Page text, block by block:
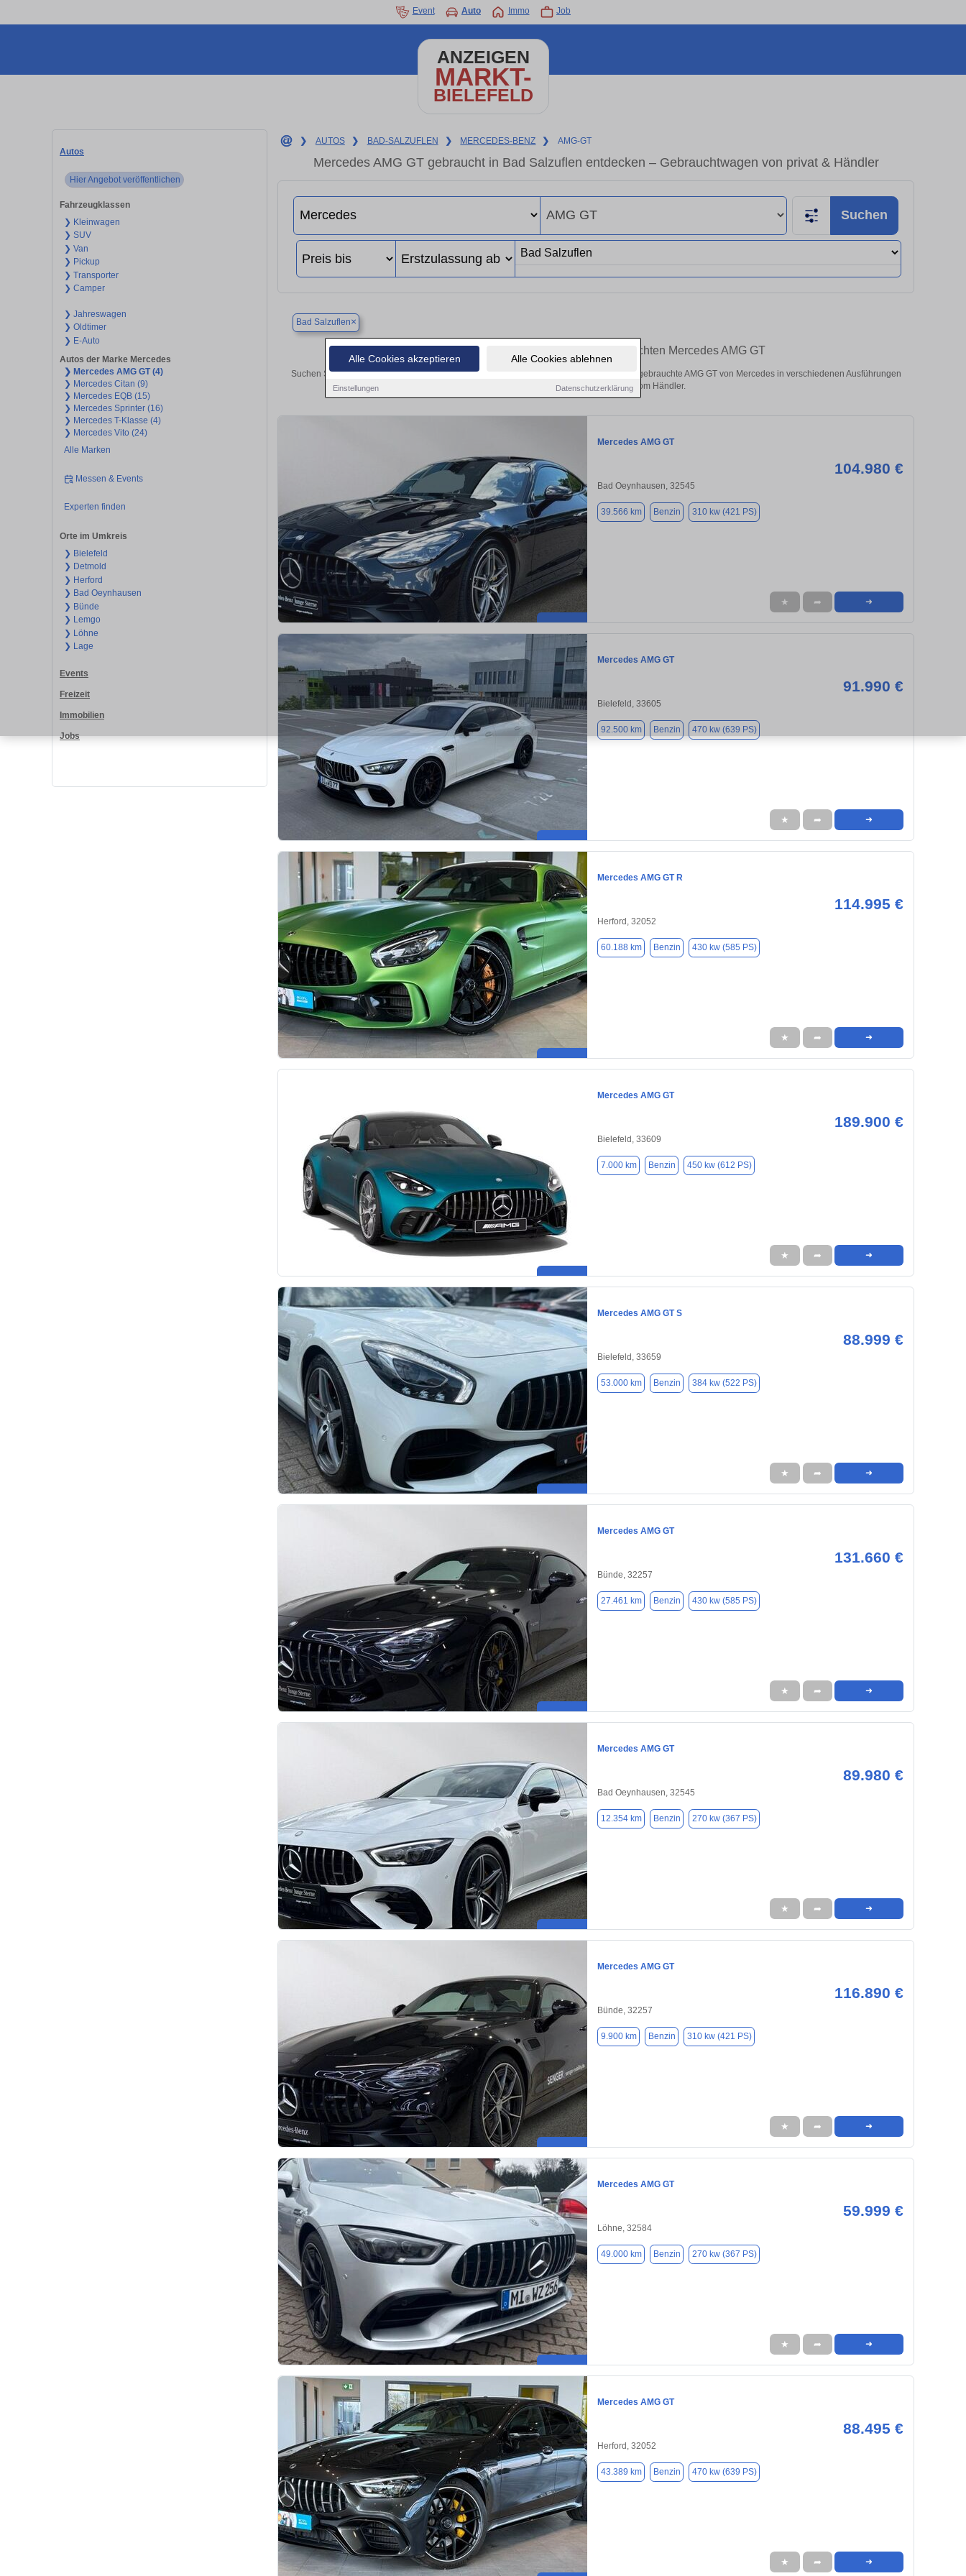
Alle Cookies akzeptieren Alle Cookies ablehnen
Einstellungen Datenschutzerklärung
Event Auto Immo Job
ANZEIGEN
MARKT-
BIELEFELD
Autos
Hier Angebot veröffentlichen
Fahrzeugklassen
❯ Kleinwagen
❯ SUV
❯ Van
❯ Pickup
❯ Transporter
❯ Camper
❯ Jahreswagen
❯ Oldtimer
❯ E-Auto
Autos der Marke Mercedes
❯ Mercedes AMG GT (4)
❯ Mercedes Citan (9)
❯ Mercedes EQB (15)
❯ Mercedes Sprinter (16)
❯ Mercedes T-Klasse (4)
❯ Mercedes Vito (24)
Alle Marken
Messen & Events
Experten finden
Orte im Umkreis
❯ Bielefeld
❯ Detmold
❯ Herford
❯ Bad Oeynhausen
❯ Bünde
❯ Lemgo
❯ Löhne
❯ Lage
Events
Freizeit
Immobilien
Jobs
❯ AUTOS ❯ BAD-SALZUFLEN ❯ MERCEDES-BENZ ❯ AMG-GT
Mercedes AMG GT gebraucht in Bad Salzuflen entdecken – Gebrauchtwagen von privat & Händler
Suchen
Bad Salzuflen×
Finden Sie in Bad Salzuflen Ihren gebrauchten Mercedes AMG GT
Suchen Sie in Bad Salzuflen einen Mercedes AMG GT Gebrauchtwagen? Entdecken Sie gebrauchte AMG GT von Mercedes in verschiedenen Ausführungen
und Preisklassen von privat und vom Händler.
Mercedes AMG GT
104.980 €
Bad Oeynhausen, 32545
39.566 km Benzin 310 kw (421 PS)
★ ➦ ➜
Mercedes AMG GT
91.990 €
Bielefeld, 33605
92.500 km Benzin 470 kw (639 PS)
★ ➦ ➜
Mercedes AMG GT R
114.995 €
Herford, 32052
60.188 km Benzin 430 kw (585 PS)
★ ➦ ➜
Mercedes AMG GT
189.900 €
Bielefeld, 33609
7.000 km Benzin 450 kw (612 PS)
★ ➦ ➜
Mercedes AMG GT S
88.999 €
Bielefeld, 33659
53.000 km Benzin 384 kw (522 PS)
★ ➦ ➜
Mercedes AMG GT
131.660 €
Bünde, 32257
27.461 km Benzin 430 kw (585 PS)
★ ➦ ➜
Mercedes AMG GT
89.980 €
Bad Oeynhausen, 32545
12.354 km Benzin 270 kw (367 PS)
★ ➦ ➜
Mercedes AMG GT
116.890 €
Bünde, 32257
9.900 km Benzin 310 kw (421 PS)
★ ➦ ➜
Mercedes AMG GT
59.999 €
Löhne, 32584
49.000 km Benzin 270 kw (367 PS)
★ ➦ ➜
Mercedes AMG GT
88.495 €
Herford, 32052
43.389 km Benzin 470 kw (639 PS)
★ ➦ ➜